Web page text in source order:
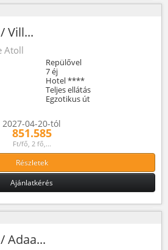
Vill...
Atoll
Repülővel
7 éj
Hotel ****
Teljes ellátás
Egzotikus út
2027-04-20-tól
851.585
Ft/fő, 2 fő,...
Részletek
Ajánlatkérés
Adaa...